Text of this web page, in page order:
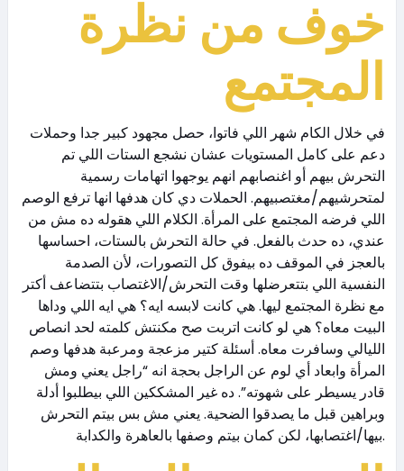
خوف من نظرة
المجتمع
في خلال الكام شهر اللي فاتوا، حصل مجهود كبير جدا وحملات
دعم على كامل المستويات عشان نشجع الستات اللي تم
التحرش بيهم أو اغنصابهم انهم يوجهوا اتهامات رسمية
لمتحرشيهم/مغتصبيهم. الحملات دي كان هدفها انها ترفع الوصم
اللي فرضه المجتمع على المرأة. الكلام اللي هقوله ده مش من
عندي، ده حدث بالفعل. في حالة التحرش بالستات، احساسها
بالعجز في الموقف ده بيفوق كل التصورات، لأن الصدمة
النفسية اللي بتتعرضلها وقت التحرش/الاغتصاب بتتضاعف أكتر
مع نظرة المجتمع ليها. هي كانت لابسه ايه؟ هي ايه اللي وداها
البيت معاه؟ هي لو كانت اتربت صح مكنتش كلمته لحد انصاص
الليالي وسافرت معاه. أسئلة كتير مزعجة ومرعبة هدفها وصم
المرأة وابعاد أي لوم عن الراجل بحجة انه “راجل يعني ومش
قادر يسيطر على شهوته”. ده غير المشككين اللي بيطلبوا أدلة
وبراهين قبل ما يصدقوا الضحية. يعني مش بس بيتم التحرش
بيها/اغتصابها، لكن كمان بيتم وصفها بالعاهرة والكدابة.